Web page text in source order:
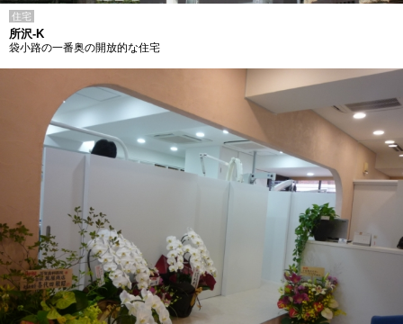
住宅
所沢-K
袋小路の一番奥の開放的な住宅